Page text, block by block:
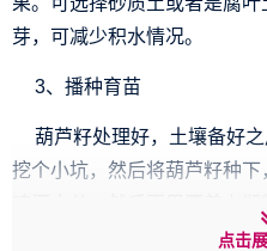
芽，可减少积水情况。
3、播种育苗
葫芦籽处理好，土壤备好
挖个小坑，然后将葫芦籽种
大概一周左右的时间种子就会
点击